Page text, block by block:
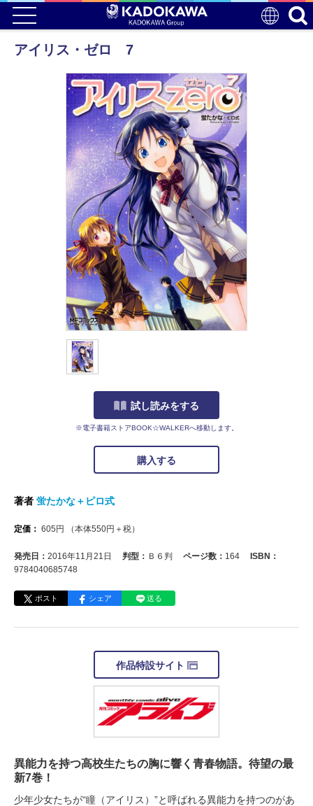
アイリス・ゼロ 7
試し読みをする
※電子書籍ストアBOOK☆WALKERへ移動します。
購入する
著者 蛍たかな＋ピロ式
定価： 605 円 （本体550円＋税）
発売日： 2016年11月21日 判型： Ｂ６判 ページ数： 164
ISBN：
9784040685748
ポスト シェア 送る
作品特設サイト
異能力を持つ高校生たちの胸に響く青春物語。待望の最
新7巻！
少年少女たちが“瞳（アイリス）”と呼ばれる異能力を持つのがあ